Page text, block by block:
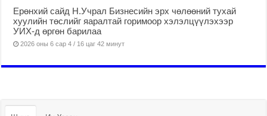
Ерөнхий сайд Н.Учрал Бизнесийн эрх чөлөөний тухай
хуулийн төслийг яаралтай горимоор хэлэлцүүлэхээр
УИХ-д өргөн барилаа
2026 оны 6 сар 4 / 16 цаг 42 минут